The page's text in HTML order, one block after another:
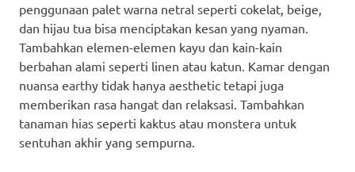
penggunaan palet warna netral seperti cokelat, beige,
dan hijau tua bisa menciptakan kesan yang nyaman.
Tambahkan elemen-elemen kayu dan kain-kain
berbahan alami seperti linen atau katun. Kamar dengan
nuansa earthy tidak hanya aesthetic tetapi juga
memberikan rasa hangat dan relaksasi. Tambahkan
tanaman hias seperti kaktus atau monstera untuk
sentuhan akhir yang sempurna.